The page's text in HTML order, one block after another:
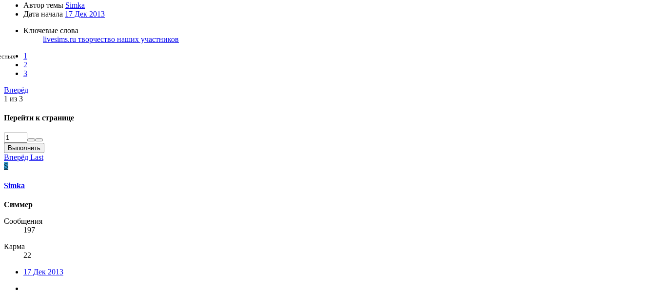
Автор темы Simka
Дата начала 17 Дек 2013
Ключевые слова
livesims.ru творчество наших участников
1
2
3
Вперёд
1 из 3
Перейти к странице
Выполнить
Вперёд Last
S
Simka
Симмер
Сообщения
197
Карма
22
17 Дек 2013